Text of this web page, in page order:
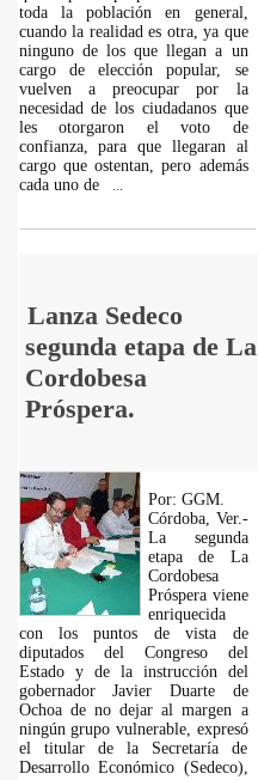
toda la población en general,
cuando la realidad es otra, ya que
ninguno de los que llegan a un
cargo de elección popular, se
vuelven a preocupar por la
necesidad de los ciudadanos que
les otorgaron el voto de
confianza, para que llegaran al
cargo que ostentan, pero además
cada uno de
Lanza Sedeco
segunda etapa de La
Cordobesa
Próspera.
Por: GGM.
Córdoba, Ver.-
La segunda
etapa de La
Cordobesa
Próspera viene
enriquecida
con los puntos de vista de
diputados del Congreso del
Estado y de la instrucción del
gobernador Javier Duarte de
Ochoa de no dejar al margen a
ningún grupo vulnerable, expresó
el titular de la Secretaría de
Desarrollo Económico (Sedeco),